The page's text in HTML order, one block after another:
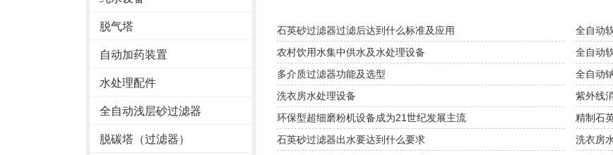
脱气塔
自动加药装置
水处理配件
全自动浅层砂过滤器
脱碳塔（过滤器）
石英砂过滤器过滤后达到什么标准及应用
全自动
农村饮用水集中供水及水处理设备
全自动
多介质过滤器功能及选型
全自动
洗衣房水处理设备
紫外线
环保型超细磨粉机设备成为21世纪发展主流
精制石
石英砂过滤器出水要达到什么要求
洗衣房